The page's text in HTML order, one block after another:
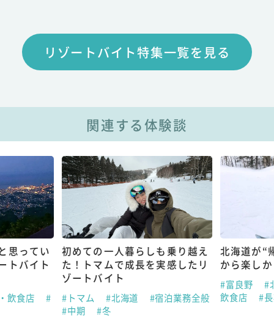
リゾートバイト特集一覧を見る
関連する体験談
思ってい
トバイト
飲食店 #
初めての一人暮らしも乗り越え
た！トマムで成長を実感したリ
ゾートバイト
#トマム #北海道
#宿泊業務全般
#中期
#冬
北海道が“
から楽し
#富良野
#
飲食店
#